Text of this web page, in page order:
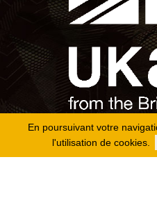
En poursuivant votre
l'utilisation de cookies.